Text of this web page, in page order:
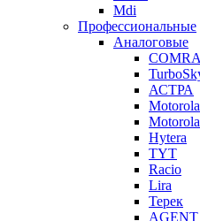
Mdi
Профессиональные
Аналоговые
АСТРА
Motorola
Hytera
TYT
Racio
Lira
Терек
AGENT